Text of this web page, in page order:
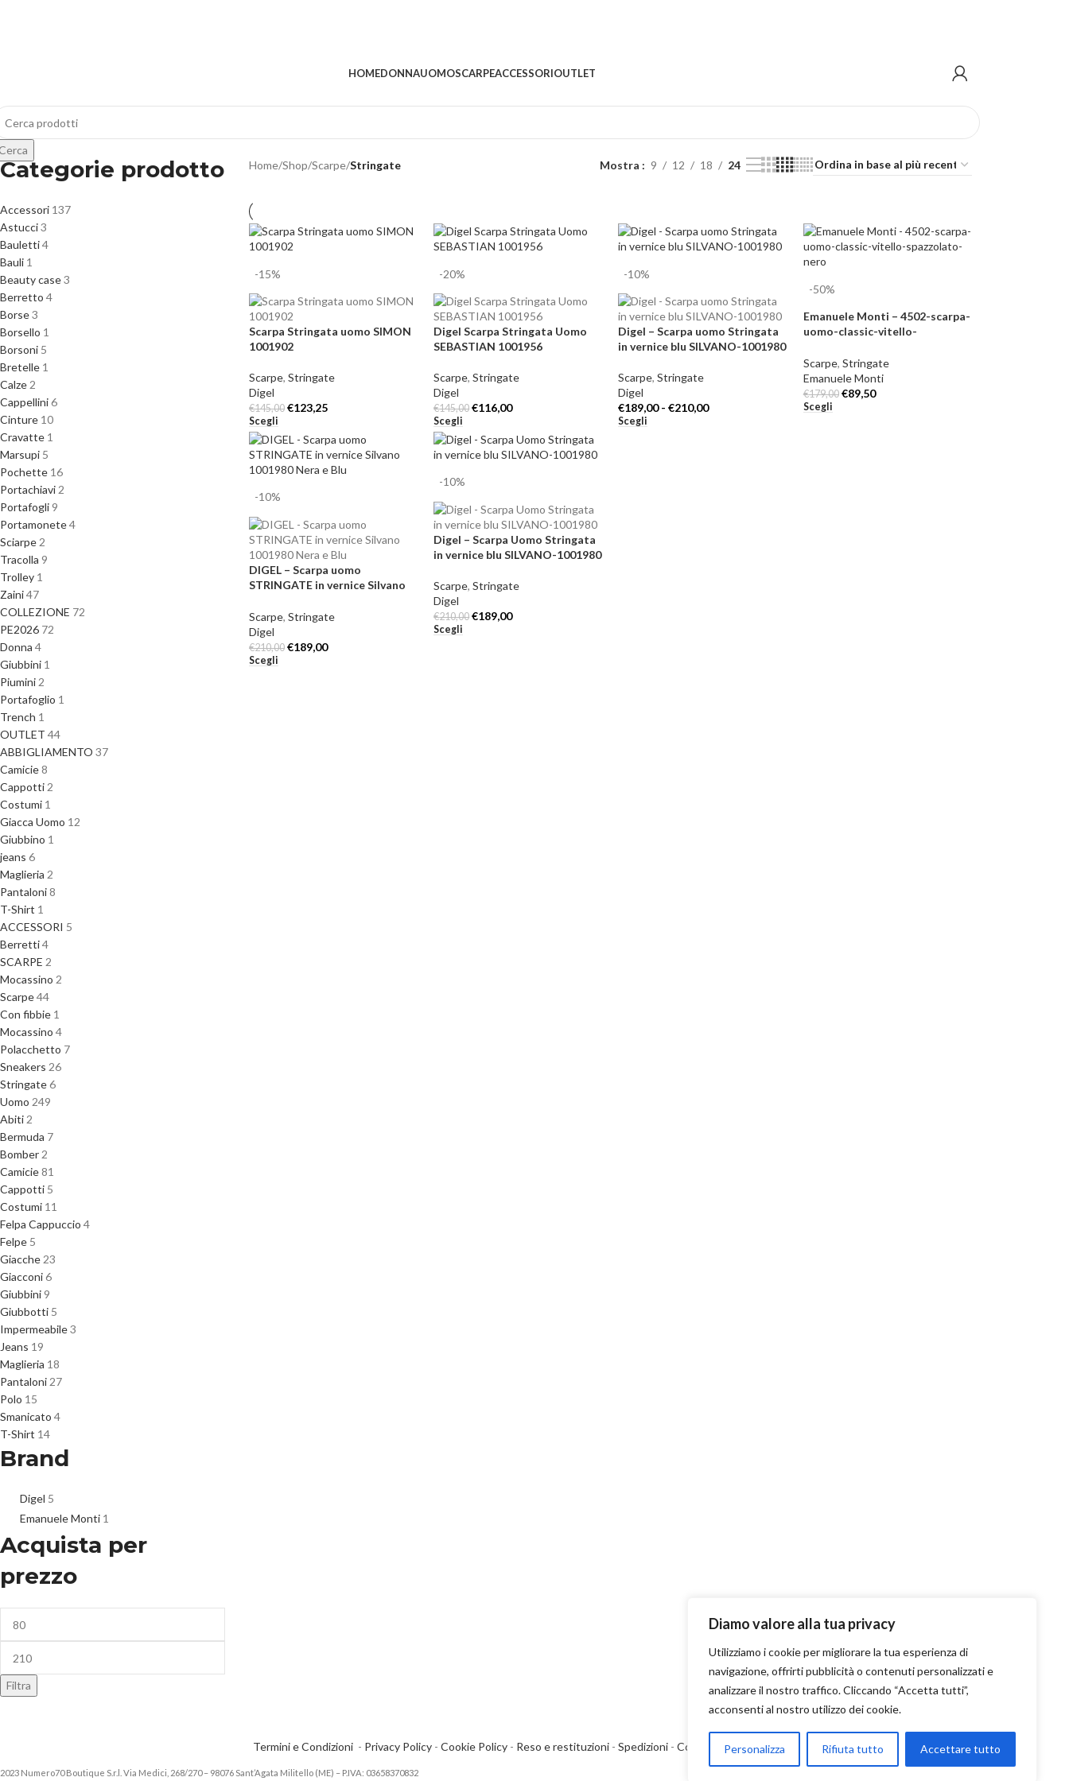
Diamo valore alla tua privacy
Utilizziamo i cookie per migliorare la tua esperienza di
navigazione, offrirti pubblicità o contenuti personalizzati e
analizzare il nostro traffico. Cliccando “Accetta tutti”,
acconsenti al nostro utilizzo dei cookie.
Personalizza Rifiuta tutto Accettare tutto
HOMEDONNAUOMOSCARPEACCESSORIOUTLET
Categorie prodotto
Accessori 137
Astucci3
Bauletti4
Bauli 1
Beauty case3
Berretto 4
Borse3
Borsello 1
Borsoni 5
Bretelle 1
Calze 2
Cappellini6
Cinture 10
Cravatte 1
Marsupi 5
Pochette 16
Portachiavi 2
Portafogli 9
Portamonete4
Sciarpe 2
Tracolla 9
Trolley 1
Zaini47
COLLEZIONE 72
PE2026 72
Donna 4
Giubbini 1
Piumini 2
Portafoglio 1
Trench 1
OUTLET 44
ABBIGLIAMENTO 37
Camicie8
Cappotti 2
Costumi 1
Giacca Uomo 12
Giubbino 1
jeans 6
Maglieria 2
Pantaloni8
T-Shirt 1
ACCESSORI 5
Berretti4
SCARPE 2
Mocassino 2
Scarpe44
Con fibbie 1
Mocassino 4
Polacchetto 7
Sneakers 26
Stringate6
Uomo 249
Abiti 2
Bermuda 7
Bomber 2
Camicie81
Cappotti 5
Costumi 11
Felpa Cappuccio 4
Felpe 5
Giacche 23
Giacconi6
Giubbini 9
Giubbotti 5
Impermeabile3
Jeans 19
Maglieria 18
Pantaloni 27
Polo 15
Smanicato 4
T-Shirt 14
Brand
Digel 5
Emanuele Monti 1
Acquista per
prezzo
Filtra
Home/Shop/Scarpe/Stringate Mostra 9 12 18 24
-15%
Scarpa Stringata uomo SIMON
1001902
Scarpe, Stringate
Digel
€145,00 €123,25
Scegli
-20%
Digel Scarpa Stringata Uomo
SEBASTIAN 1001956
Scarpe, Stringate
Digel
€145,00 €116,00
Scegli
-10%
Digel – Scarpa uomo Stringata
in vernice blu SILVANO-1001980
Scarpe, Stringate
Digel
€189,00 - €210,00
Scegli
-50%
Emanuele Monti – 4502-scarpa-
uomo-classic-vitello-
Scarpe, Stringate
Emanuele Monti
€179,00 €89,50
Scegli
-10%
DIGEL – Scarpa uomo
STRINGATE in vernice Silvano
Scarpe, Stringate
Digel
€210,00 €189,00
Scegli
-10%
Digel – Scarpa Uomo Stringata
in vernice blu SILVANO-1001980
Scarpe, Stringate
Digel
€210,00 €189,00
Scegli
Termini e Condizioni - Privacy Policy- Cookie Policy- Reso e restituzioni- Spedizioni- Contatti
2023 Numero70 Boutique S.r.l. Via Medici, 268/270 – 98076 Sant’Agata Militello (ME) – P.IVA: 03658370832